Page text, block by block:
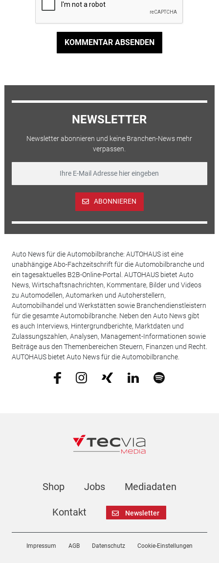
KOMMENTAR ABSENDEN
NEWSLETTER
Newsletter abonnieren und keine Branchen-News mehr
verpassen.
ABONNIEREN
Auto News für die Automobilbranche: AUTOHAUS ist eine
unabhängige Abo-Fachzeitschrift für die Automobilbranche und
ein tagesaktuelles B2B-Online-Portal. AUTOHAUS bietet Auto
News, Wirtschaftsnachrichten, Kommentare, Bilder und Videos
zu Automodellen, Automarken und Autoherstellern,
Automobilhandel und Werkstätten sowie Branchendienstleistern
für die gesamte Automobilbranche. Neben den Auto News gibt
es auch Interviews, Hintergrundberichte, Marktdaten und
Zulassungszahlen, Analysen, Management-Informationen sowie
Beiträge aus den Themenbereichen Steuern, Finanzen und Recht.
AUTOHAUS bietet Auto News für die Automobilbranche.
Shop Jobs Mediadaten
Kontakt Newsletter
Impressum AGB Datenschutz Cookie-Einstellungen